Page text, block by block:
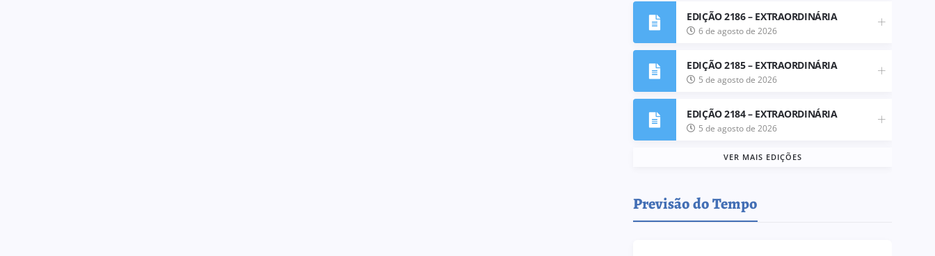
EDIÇÃO 2186 – EXTRAORDINÁRIA
6 de agosto de 2026
EDIÇÃO 2185 – EXTRAORDINÁRIA
5 de agosto de 2026
EDIÇÃO 2184 – EXTRAORDINÁRIA
5 de agosto de 2026
VER MAIS EDIÇÕES
Previsão do Tempo